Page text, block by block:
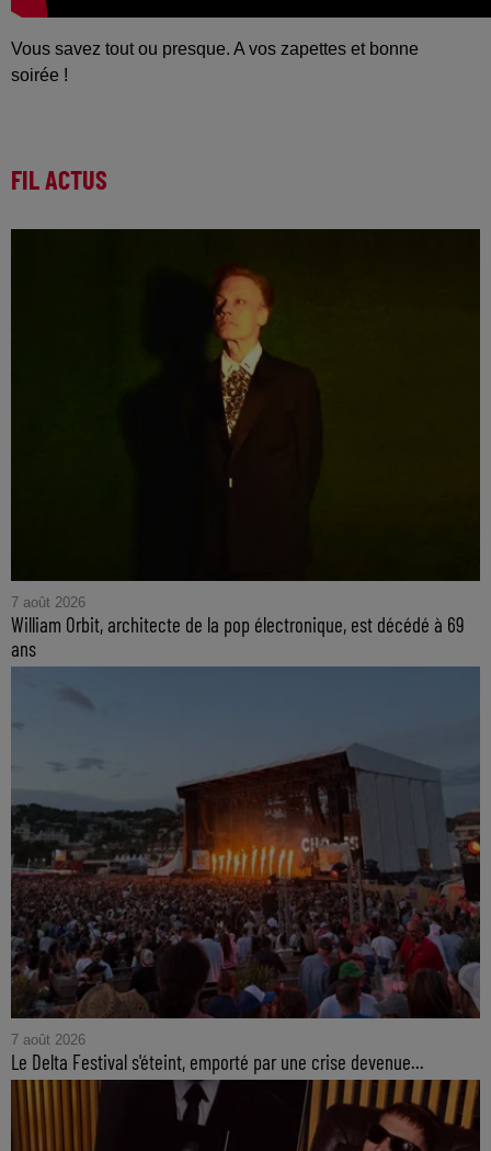
Vous savez tout ou presque. A vos zapettes et bonne
soirée !
FIL ACTUS
7 août 2026
William Orbit, architecte de la pop électronique, est décédé à 69
ans
7 août 2026
Le Delta Festival s'éteint, emporté par une crise devenue...